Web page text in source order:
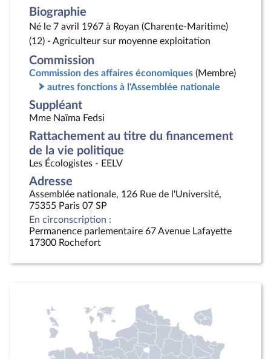
Biographie
Né le 7 avril 1967 à Royan (Charente-Maritime)
(12) - Agriculteur sur moyenne exploitation
Commission
Commission des affaires économiques (Membre)
autres fonctions à l'Assemblée nationale
Suppléant
Mme Naïma Fedsi
Rattachement au titre du financement
de la vie politique
Les Écologistes - EELV
Adresse
Assemblée nationale, 126 Rue de l'Université,
75355 Paris 07 SP
En circonscription :
Permanence parlementaire 67 Avenue Lafayette
17300 Rochefort